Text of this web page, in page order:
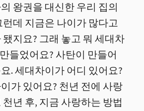
왕권을 대신한 우리 집의
데 지금은 나이가 많다고
지요? 그래 놓고 뭐 세대차
들었어요? 사탄이 만들어
. 세대차이가 어디 있어요?
가 있어요? 천년 전에 사랑
년 후, 지금 사랑하는 방법